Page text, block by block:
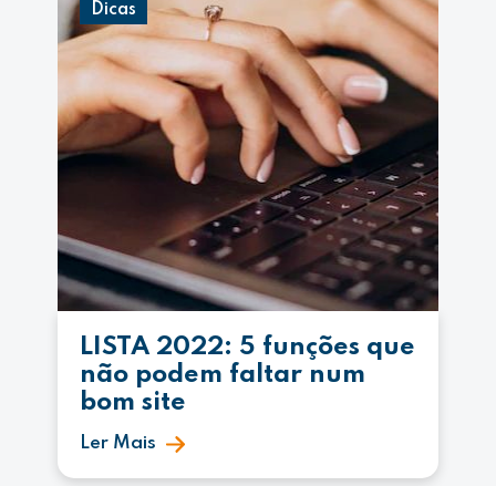
Dicas
LISTA 2022: 5 funções que
não podem faltar num
bom site
Ler Mais